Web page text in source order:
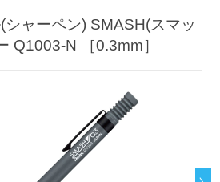
シャーペン) SMASH(スマッ
Q1003-N ［0.3mm］